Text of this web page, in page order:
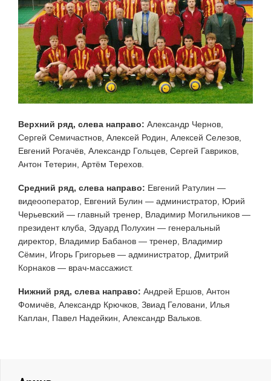
Верхний ряд, слева направо: Александр Чернов,
Сергей Семичастнов, Алексей Родин, Алексей Селезов,
Евгений Рогачёв, Александр Гольцев, Сергей Гавриков,
Антон Тетерин, Артём Терехов.
Средний ряд, слева направо: Евгений Ратулин —
видеооператор, Евгений Булин — администратор, Юрий
Черьевский — главный тренер, Владимир Могильников —
президент клуба, Эдуард Полухин — генеральный
директор, Владимир Бабанов — тренер, Владимир
Сёмин, Игорь Григорьев — администратор, Дмитрий
Корнаков — врач-массажист.
Нижний ряд, слева направо: Андрей Ершов, Антон
Фомичёв, Александр Крючков, Звиад Геловани, Илья
Каплан, Павел Надейкин, Александр Вальков.